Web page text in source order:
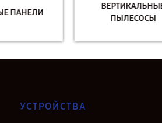
ВЕРТИКАЛЬНЫЕ
ПЫЛЕСОСЫ
УСТРОЙСТВА